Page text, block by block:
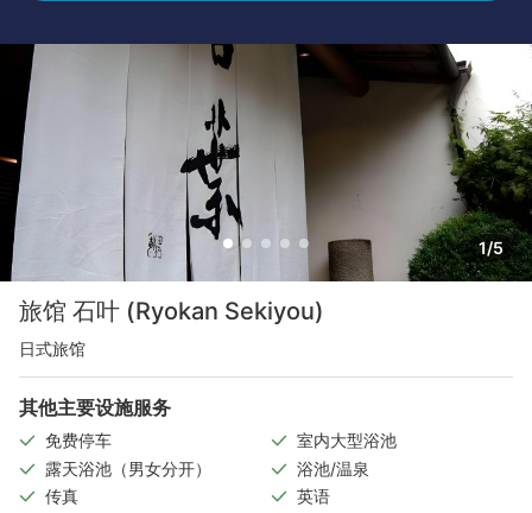
1/5
旅馆 石叶 (Ryokan Sekiyou)
日式旅馆
其他主要设施服务
免费停车
室内大型浴池
露天浴池（男女分开）
浴池/温泉
传真
英语